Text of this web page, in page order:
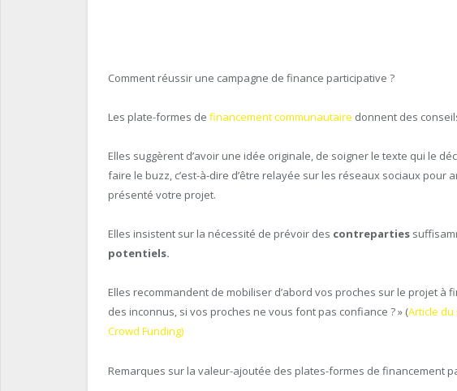
Comment réussir une campagne de finance participative ?
Les plate-formes de financement communautaire donnent des
Elles suggèrent d’avoir une idée originale, de soigner le texte qui le
faire le buzz, c’est-à-dire d’être relayée sur les réseaux sociaux pour
présenté votre projet.
Elles insistent sur la nécessité de prévoir des contreparties
potentiels.
Elles recommandent de mobiliser d’abord vos proches sur le projet à
des inconnus, si vos proches ne vous font pas confiance ? » (Article
Crowd Funding)
Remarques sur la valeur-ajoutée des plates-formes de financement